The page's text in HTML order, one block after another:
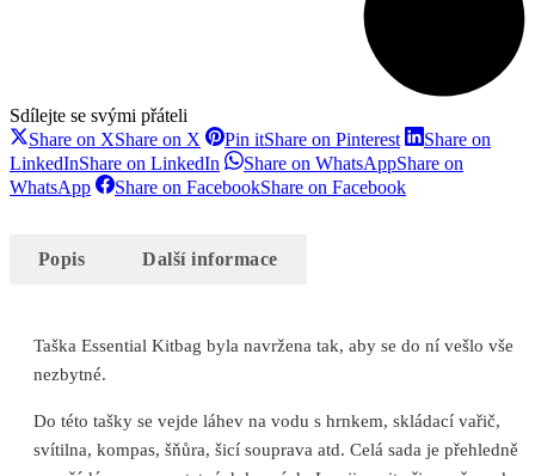
Sdílejte se svými přáteli
Share on XShare on X Pin itShare on Pinterest
Share on
LinkedInShare on LinkedIn Share on WhatsAppShare on
WhatsApp
Share on FacebookShare on Facebook
Popis Další informace
Taška Essential Kitbag byla navržena tak, aby se do ní vešlo vše
nezbytné.
Do této tašky se vejde láhev na vodu s hrnkem, skládací vařič,
svítilna, kompas, šňůra, šicí souprava atd. Celá sada je přehledně